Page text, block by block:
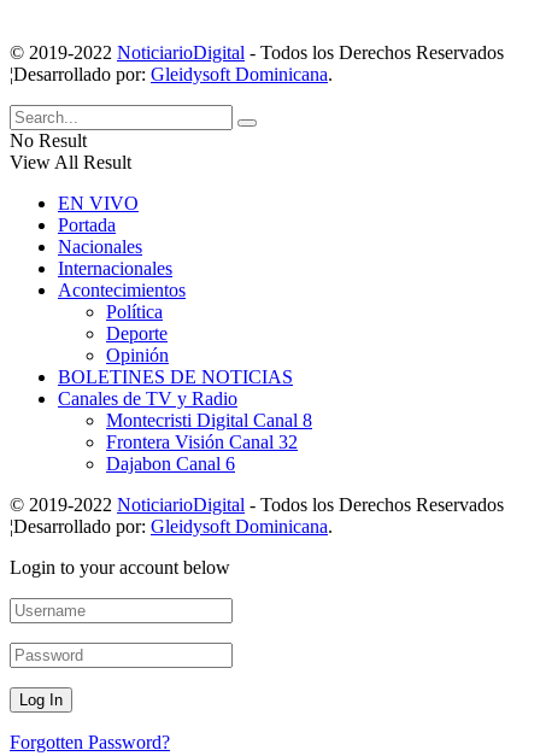
© 2019-2022 NoticiarioDigital - Todos los Derechos Reservados
¦Desarrollado por: Gleidysoft Dominicana.
No Result
View All Result
EN VIVO
Portada
Nacionales
Internacionales
Acontecimientos
Política
Deporte
Opinión
BOLETINES DE NOTICIAS
Canales de TV y Radio
Montecristi Digital Canal 8
Frontera Visión Canal 32
Dajabon Canal 6
© 2019-2022 NoticiarioDigital - Todos los Derechos Reservados
¦Desarrollado por: Gleidysoft Dominicana.
Login to your account below
Forgotten Password?